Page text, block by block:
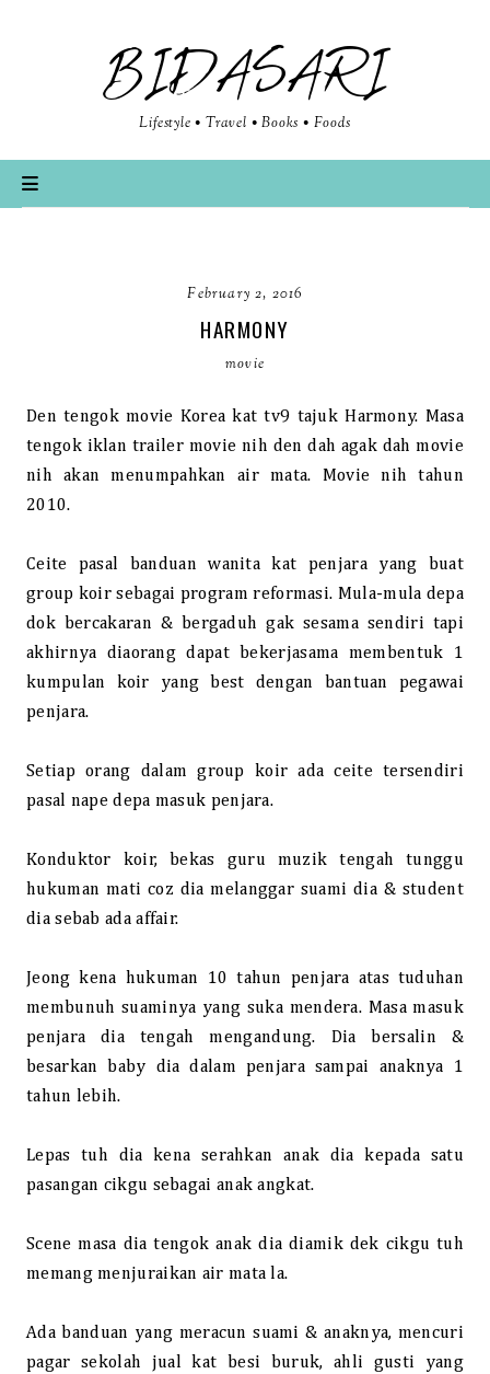
BIDASARI
Lifestyle • Travel • Books • Foods
February 2, 2016
HARMONY
movie
Den tengok movie Korea kat tv9 tajuk Harmony. Masa
tengok iklan trailer movie nih den dah agak dah movie
nih akan menumpahkan air mata. Movie nih tahun
2010.
Ceite pasal banduan wanita kat penjara yang buat
group koir sebagai program reformasi. Mula-mula depa
dok bercakaran & bergaduh gak sesama sendiri tapi
akhirnya diaorang dapat bekerjasama membentuk 1
kumpulan koir yang best dengan bantuan pegawai
penjara.
Setiap orang dalam group koir ada ceite tersendiri
pasal nape depa masuk penjara.
Konduktor koir, bekas guru muzik tengah tunggu
hukuman mati coz dia melanggar suami dia & student
dia sebab ada affair.
Jeong kena hukuman 10 tahun penjara atas tuduhan
membunuh suaminya yang suka mendera. Masa masuk
penjara dia tengah mengandung. Dia bersalin &
besarkan baby dia dalam penjara sampai anaknya 1
tahun lebih.
Lepas tuh dia kena serahkan anak dia kepada satu
pasangan cikgu sebagai anak angkat.
Scene masa dia tengok anak dia diamik dek cikgu tuh
memang menjuraikan air mata la.
Ada banduan yang meracun suami & anaknya, mencuri
pagar sekolah jual kat besi buruk, ahli gusti yang